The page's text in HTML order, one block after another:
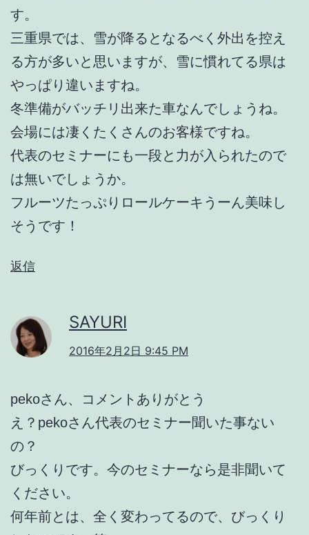
す。
三重県では、雪が降るとなるべく外出を控え
る方が多いと思いますが、雪に慣れてる県は
やっぱり違いますね。
冬準備がバッチリ出来た車なんでしょうね。
会場には凄くたくさんのお客様ですね。
代表のセミナーにも一段と力が入られたので
は無いでしょうか。
フルーツたっぷりロールケーキうーん美味し
そうです！
返信
SAYURI
2016年2月2日 9:45 PM
pekoさん、コメントありがとう
え？pekoさん代表のセミナー聞いた事ない
の？
びっくりです。今のセミナーなら是非聞いて
ください。
何年前とは、全く変わってるので、びっくり